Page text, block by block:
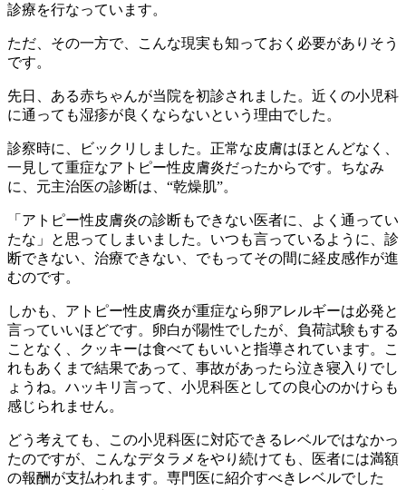
診療を行なっています。
ただ、その一方で、こんな現実も知っておく必要がありそう
です。
先日、ある赤ちゃんが当院を初診されました。近くの小児科
に通っても湿疹が良くならないという理由でした。
診察時に、ビックリしました。正常な皮膚はほとんどなく、
一見して重症なアトピー性皮膚炎だったからです。ちなみ
に、元主治医の診断は、“乾燥肌”。
「アトピー性皮膚炎の診断もできない医者に、よく通ってい
たな」と思ってしまいました。いつも言っているように、診
断できない、治療できない、でもってその間に経皮感作が進
むのです。
しかも、アトピー性皮膚炎が重症なら卵アレルギーは必発と
言っていいほどです。卵白が陽性でしたが、負荷試験もする
ことなく、クッキーは食べてもいいと指導されています。こ
れもあくまで結果であって、事故があったら泣き寝入りでし
ょうね。ハッキリ言って、小児科医としての良心のかけらも
感じられません。
どう考えても、この小児科医に対応できるレベルではなかっ
たのですが、こんなデタラメをやり続けても、医者には満額
の報酬が支払われます。専門医に紹介すべきレベルでした